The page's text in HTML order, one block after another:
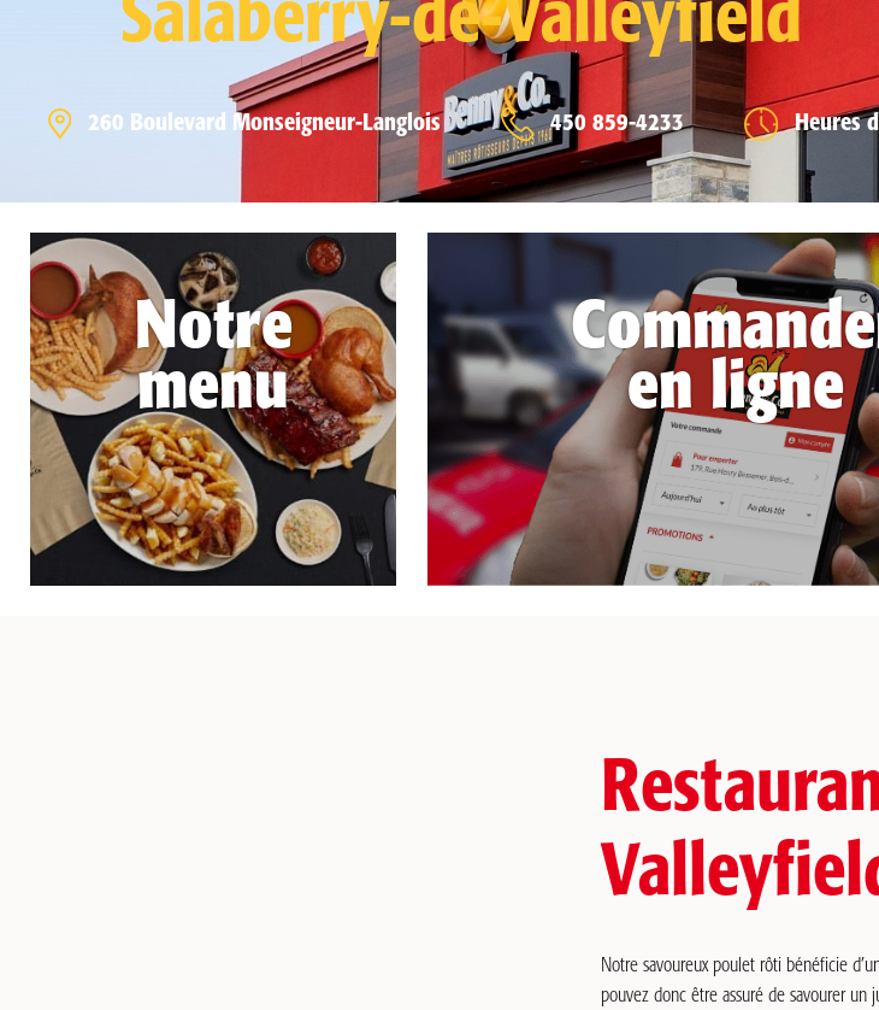
Salaberry-de-Valleyfield
260 Boulevard Monseigneur-Langlois 450 859-4233 Heures
Notre
menu
en ligne
Notre savoureux poulet rôti bénéficie
pouvez donc être assuré de savourer un